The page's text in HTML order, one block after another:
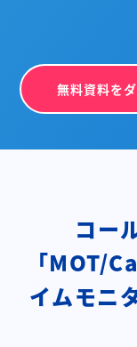
無料資料を
コー
「MOT/
イムモニ